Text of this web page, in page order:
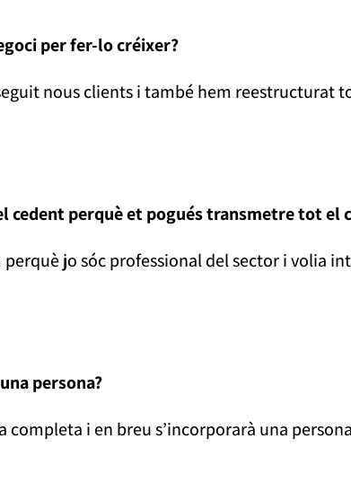
per fer-lo créixer?
nous clients i també hem reestructurat
cedent perquè et pogués transmetre tot el
jo sóc professional del sector i volia
persona?
completa i en breu s’incorporarà una